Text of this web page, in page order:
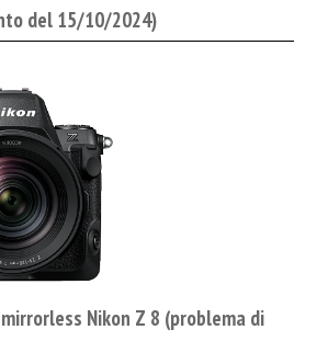
del 15/10/2024)
Nikon Z 8 (problema di